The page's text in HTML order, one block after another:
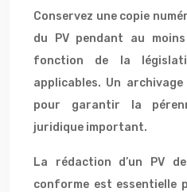
Conservez une copie
du PV pendant au
fonction de la
applicables. Un
pour garantir la
juridique important.
La rédaction d’un PV
conforme est essentielle